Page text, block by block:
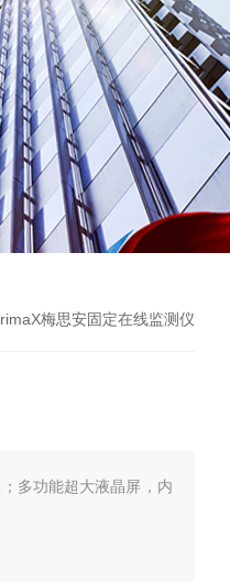
梅思安固定在线监测仪
多功能超大液晶屏，内